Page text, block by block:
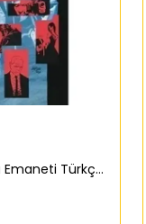
100 Kurşun 3 - Baba Emaneti Türkçe Çizgi Roman